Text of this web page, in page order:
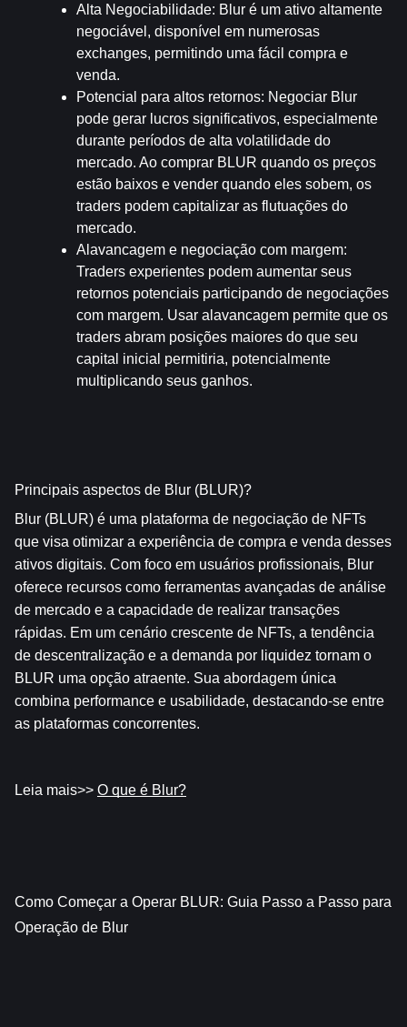
Alta Negociabilidade: Blur é um ativo altamente
negociável, disponível em numerosas
exchanges, permitindo uma fácil compra e
venda.
Potencial para altos retornos: Negociar Blur
pode gerar lucros significativos, especialmente
durante períodos de alta volatilidade do
mercado. Ao comprar BLUR quando os preços
estão baixos e vender quando eles sobem, os
traders podem capitalizar as flutuações do
mercado.
Alavancagem e negociação com margem:
Traders experientes podem aumentar seus
retornos potenciais participando de negociações
com margem. Usar alavancagem permite que os
traders abram posições maiores do que seu
capital inicial permitiria, potencialmente
multiplicando seus ganhos.
Principais aspectos de Blur (BLUR)?
Blur (BLUR) é uma plataforma de negociação de NFTs
que visa otimizar a experiência de compra e venda desses
ativos digitais. Com foco em usuários profissionais, Blur
oferece recursos como ferramentas avançadas de análise
de mercado e a capacidade de realizar transações
rápidas. Em um cenário crescente de NFTs, a tendência
de descentralização e a demanda por liquidez tornam o
BLUR uma opção atraente. Sua abordagem única
combina performance e usabilidade, destacando-se entre
as plataformas concorrentes.
Leia mais>> O que é Blur?
Como Começar a Operar BLUR: Guia Passo a Passo para
Operação de Blur